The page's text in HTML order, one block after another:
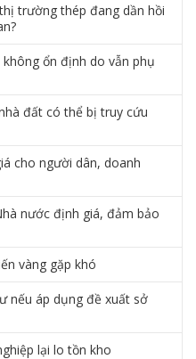
trường thép đang dần hồi
ổn định do vẫn phụ
đất có thể bị truy cứu
cho người dân, doanh
nước định giá, đảm bảo
vàng gặp khó
nếu áp dụng đề xuất sở
lại lo tồn kho